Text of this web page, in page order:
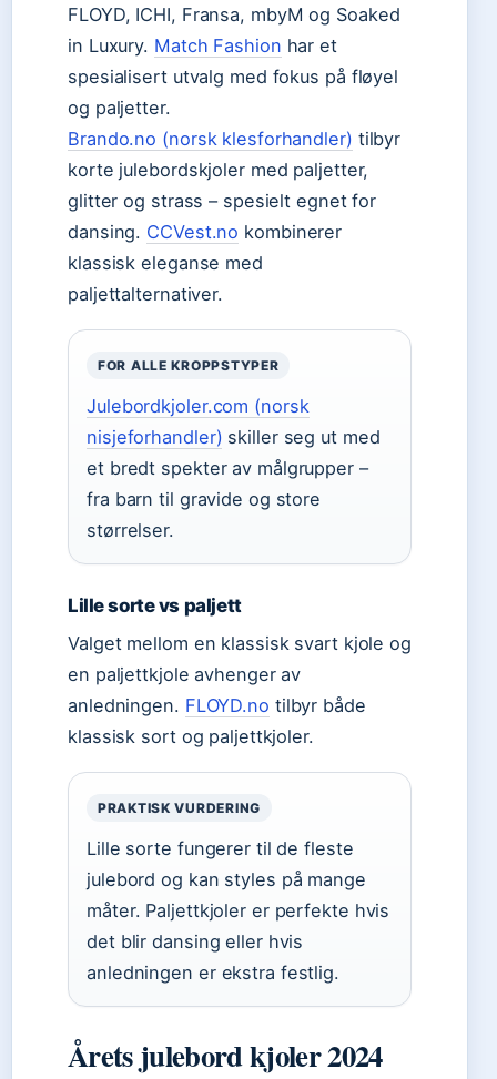
FLOYD, ICHI, Fransa, mbyM og Soaked
in Luxury. Match Fashion har et
spesialisert utvalg med fokus på fløyel
og paljetter.
Brando.no (norsk klesforhandler) tilbyr
korte julebordskjoler med paljetter,
glitter og strass – spesielt egnet for
dansing. CCVest.no kombinerer
klassisk eleganse med
paljettalternativer.
FOR ALLE KROPPSTYPER
Julebordkjoler.com (norsk
nisjeforhandler) skiller seg ut med
et bredt spekter av målgrupper –
fra barn til gravide og store
størrelser.
Lille sorte vs paljett
Valget mellom en klassisk svart kjole og
en paljettkjole avhenger av
anledningen. FLOYD.no tilbyr både
klassisk sort og paljettkjoler.
PRAKTISK VURDERING
Lille sorte fungerer til de fleste
julebord og kan styles på mange
måter. Paljettkjoler er perfekte hvis
det blir dansing eller hvis
anledningen er ekstra festlig.
Årets julebord kjoler 2024